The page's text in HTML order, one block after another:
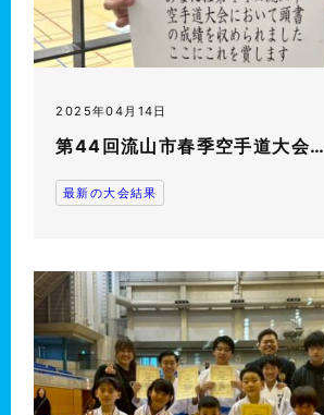
2025年04月14日
第44回流山市春季空手道大会…
最新の大会結果